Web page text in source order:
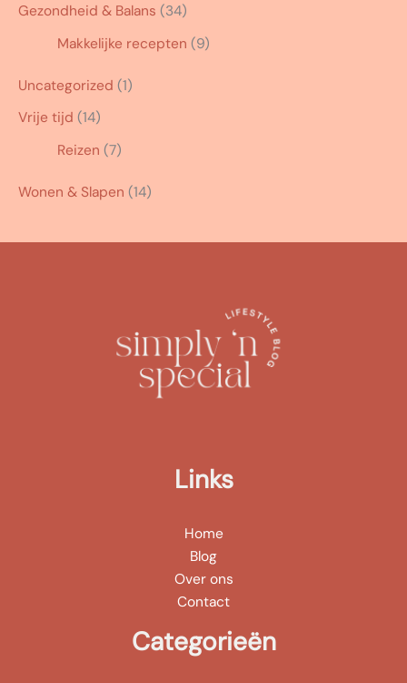
Gezondheid & Balans (34)
Makkelijke recepten (9)
Uncategorized (1)
Vrije tijd (14)
Reizen (7)
Wonen & Slapen (14)
Links
Home
Blog
Over ons
Contact
Categorieën